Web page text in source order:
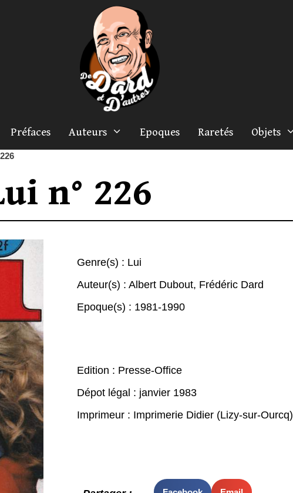
Préfaces Auteurs Epoques Raretés Objets
n° 226
Genre(s) : Lui
Auteur(s) : Albert Dubout, Frédéric Dard
Epoque(s) : 1981-1990
Edition : Presse-Office
Dépot légal : janvier 1983
Imprimeur : Imprimerie Didier (Lizy-sur-Ourcq)